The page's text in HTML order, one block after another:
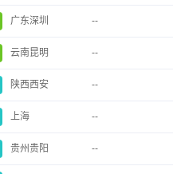
广东深圳 --
云南昆明 --
陕西西安 --
上海 --
贵州贵阳 --